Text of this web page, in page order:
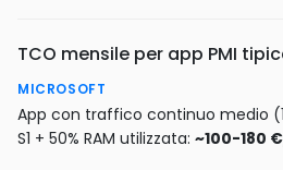
TCO mensile per app PMI
MICROSOFT
App con traffico continuo medio
S1 + 50% RAM utilizzata: ~100-180